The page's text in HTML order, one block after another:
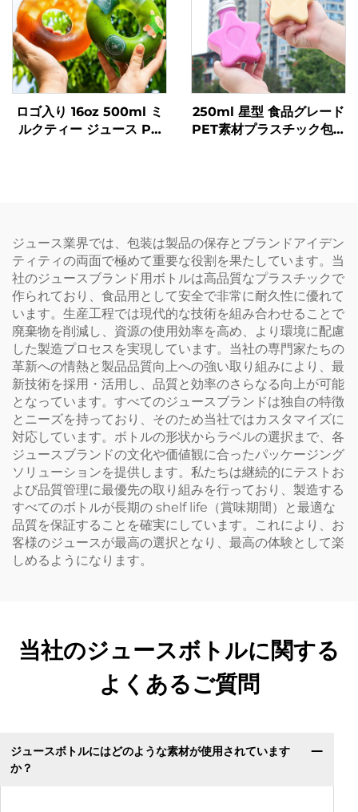
ロゴ入り 16oz 500ml ミ
ルクティー ジュース PP
250ml 星型 食品グレード
PET素材プラスチック包装
ジュース業界では、包装は製品の保存とブランドアイデン
ティティの両面で極めて重要な役割を果たしています。当
社のジュースブランド用ボトルは高品質なプラスチックで
作られており、食品用として安全で非常に耐久性に優れて
います。生産工程では現代的な技術を組み合わせることで
廃棄物を削減し、資源の使用効率を高め、より環境に配慮
した製造プロセスを実現しています。当社の専門家たちの
革新への情熱と製品品質向上への強い取り組みにより、最
新技術を採用・活用し、品質と効率のさらなる向上が可能
となっています。すべてのジュースブランドは独自の特徴
とニーズを持っており、そのため当社ではカスタマイズに
対応しています。ボトルの形状からラベルの選択まで、各
ジュースブランドの文化や価値観に合ったパッケージング
ソリューションを提供します。私たちは継続的にテストお
よび品質管理に最優先の取り組みを行っており、製造する
すべてのボトルが長期の shelf life（賞味期間）と最適な
品質を保証することを確実にしています。これにより、お
客様のジュースが最高の選択となり、最高の体験として楽
しめるようになります。
当社のジュースボトルに関する
よくあるご質問
ジュースボトルにはどのような素材が使用されています
か？